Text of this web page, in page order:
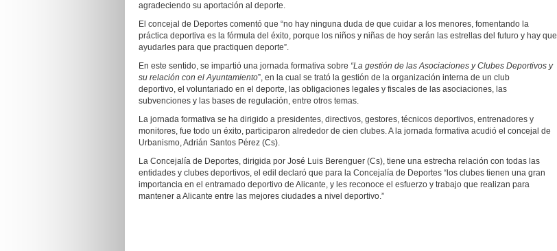
agradeciendo su aportación al deporte.
El concejal de Deportes comentó que “no hay ninguna duda de que cuidar a los menores, fomentando la
práctica deportiva es la fórmula del éxito, porque los niños y niñas de hoy serán las estrellas del futuro y hay que
ayudarles para que practiquen deporte”.
En este sentido, se impartió una jornada formativa sobre “La gestión de las Asociaciones y Clubes Deportivos y
su relación con el Ayuntamiento”, en la cual se trató la gestión de la organización interna de un club
deportivo, el voluntariado en el deporte, las obligaciones legales y fiscales de las asociaciones, las
subvenciones y las bases de regulación, entre otros temas.
La jornada formativa se ha dirigido a presidentes, directivos, gestores, técnicos deportivos, entrenadores y
monitores, fue todo un éxito, participaron alrededor de cien clubes. A la jornada formativa acudió el concejal de
Urbanismo, Adrián Santos Pérez (Cs).
La Concejalía de Deportes, dirigida por José Luis Berenguer (Cs), tiene una estrecha relación con todas las
entidades y clubes deportivos, el edil declaró que para la Concejalía de Deportes “los clubes tienen una gran
importancia en el entramado deportivo de Alicante, y les reconoce el esfuerzo y trabajo que realizan para
mantener a Alicante entre las mejores ciudades a nivel deportivo.”